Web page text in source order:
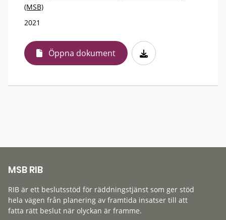
(MSB)
2021
Öppna dokument
MSB RIB
RIB är ett beslutsstöd för räddningstjänst som ger stöd
hela vägen från planering av framtida insatser till att
fatta rätt beslut när olyckan är framme.